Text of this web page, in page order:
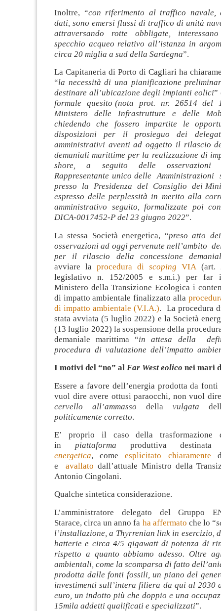
Inoltre, “con riferimento al traffico navale,
dati, sono emersi flussi di traffico di unità
attraversando rotte obbligate,
specchio acqueo relativo all’istanza in
circa 20 miglia a sud della Sardegna”.
La Capitaneria di Porto di Cagliari ha
“la necessità di una pianificazione
destinare all’ubicazione degli impianti eolici”
formale quesito (nota prot. nr. 26514 del
Ministero delle Infrastrutture e delle
chiedendo che fossero impartite le
disposizioni per il prosieguo dei
amministrativi aventi ad oggetto il rilascio
demaniali marittime per la realizzazione di
shore, a seguito delle osservazioni
Rappresentante unico delle
presso la Presidenza del Consiglio dei
espresso delle perplessità in merito alla
amministrativo seguito, formalizzate poi
DICA-0017452-P del 23 giugno 2022”.
La stessa Società energetica, “preso atto
osservazioni ad oggi pervenute nell’ambito
per il rilascio della concessione
avviare la procedura di scoping VIA (art.
legislativo n. 152/2005 e s.m.i.) per far
Ministero della Transizione Ecologica i
di impatto ambientale finalizzato alla
di impatto ambientale (V.I.A.). La procedura
stata avviata (5 luglio 2022) e la Società
(13 luglio 2022) la sospensione della
demaniale marittima “in attesa della
procedura di valutazione dell’impatto
I motivi del “no” al Far West eolico nei mari
Essere a favore dell’energia prodotta da
vuol dire avere ottusi paraocchi, non vuol
cervello all’ammasso della vulgata
politicamente corretto.
E’ proprio il caso della trasformazione
in piattaforma produttiva
energetica, comeesplicitato chiaramente
eavallato dall’attuale Ministro della
Antonio Cingolani.
Qualche sintetica considerazione.
L’amministratore delegato del Gruppo
Starace, circa un anno fa ha affermato che lo “
l’installazione, a Thyrrenian link in esercizio,
batterie e circa 4/5 gigawatt di potenza di
rispetto a quanto abbiamo adesso. Oltre
ambientali, come la scomparsa di fatto
prodotta dalle fonti fossili, un piano del
investimenti sull’intera filiera da qui al 2030
euro, un indotto più che doppio e una
15mila addetti qualificati e specializzati”.